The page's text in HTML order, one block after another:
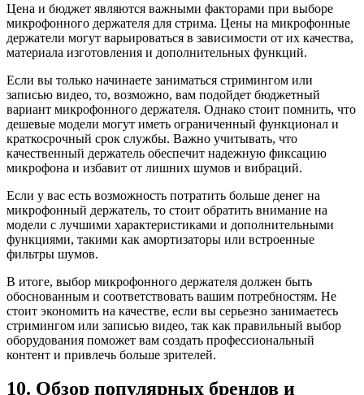
Цена и бюджет являются важными факторами при выборе
микрофонного держателя для стрима. Цены на микрофонные
держатели могут варьироваться в зависимости от их качества,
материала изготовления и дополнительных функций.
Если вы только начинаете заниматься стримингом или
записью видео, то, возможно, вам подойдет бюджетный
вариант микрофонного держателя. Однако стоит помнить, что
дешевые модели могут иметь ограниченный функционал и
краткосрочный срок службы. Важно учитывать, что
качественный держатель обеспечит надежную фиксацию
микрофона и избавит от лишних шумов и вибраций.
Если у вас есть возможность потратить больше денег на
микрофонный держатель, то стоит обратить внимание на
модели с лучшими характеристиками и дополнительными
функциями, такими как амортизаторы или встроенные
фильтры шумов.
В итоге, выбор микрофонного держателя должен быть
обоснованным и соответствовать вашим потребностям. Не
стоит экономить на качестве, если вы серьезно занимаетесь
стримингом или записью видео, так как правильный выбор
оборудования поможет вам создать профессиональный
контент и привлечь больше зрителей.
10. Обзор популярных брендов и